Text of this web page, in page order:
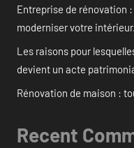
Entreprise de rénovation
moderniser votre intérieur.
Les raisons pour
devient un acte
Rénovation de maison :
Recent